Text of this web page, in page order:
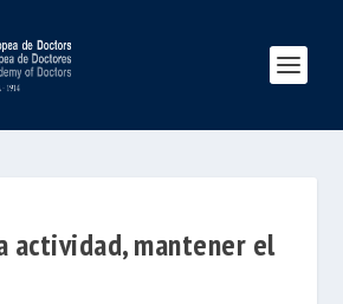
actividad, mantener el